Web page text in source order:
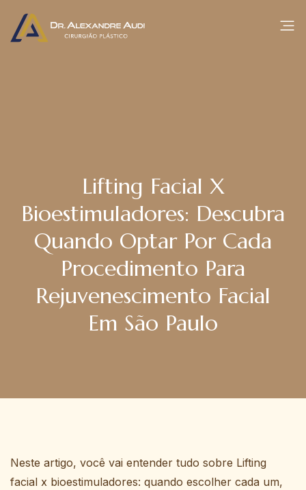
Lifting Facial X
Bioestimuladores: Descubra
Quando Optar Por Cada
Procedimento Para
Rejuvenescimento Facial
Em São Paulo
Neste artigo, você vai entender tudo sobre Lifting
facial x bioestimuladores: quando escolher cada um,